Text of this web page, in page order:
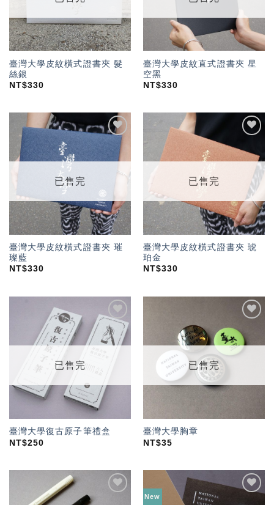
臺灣大學皮紋橫式證書夾 髮
絲銀
NT$330
臺灣大學皮紋直式證書夾 星
空黑
NT$330
加入
「願
望輕
已售完
臺灣大學皮紋橫式證書夾 璀
璨藍
NT$330
「願
望輕
單」
已售完
臺灣大學皮紋橫式證書夾 琥
珀金
NT$330
加入
「願
望輕
已售完
臺灣大學復古原子筆禮盒
NT$250
「願
望輕
已售完
臺灣大學胸章
NT$35
New